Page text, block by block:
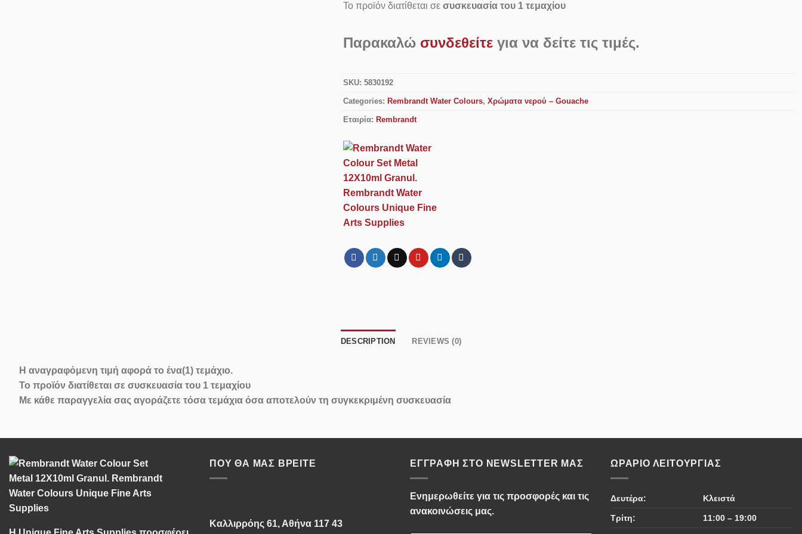
Το προϊόν διατίθεται σε συσκευασία του 1 τεμαχίου
Παρακαλώ συνδεθείτε για να δείτε τις τιμές.
SKU: 5830192
Categories: Rembrandt Water Colours, Χρώματα νερού – Gouache
Εταιρία: Rembrandt
DESCRIPTION REVIEWS (0)
Η αναγραφόμενη τιμή αφορά το ένα(1) τεμάχιο.
Το προϊόν διατίθεται σε συσκευασία του 1 τεμαχίου
Με κάθε παραγγελία σας αγοράζετε τόσα τεμάχια όσα αποτελούν τη συγκεκριμένη συσκευασία
ΠΟΥ ΘΑ ΜΑΣ ΒΡΕΊΤΕ
Καλλιρρόης 61, Αθήνα 117 43
ΕΓΓΡΑΦΉ ΣΤΟ NEWSLETTER ΜΑΣ
Ενημερωθείτε για τις προσφορές και τις
ανακοινώσεις μας.
ΩΡΆΡΙΟ ΛΕΙΤΟΥΡΓΊΑΣ
Δευτέρα: Κλειστά
Τρίτη: 11:00 – 19:00